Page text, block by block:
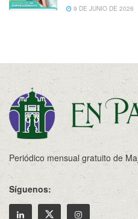
9 DE JUNIO DE 2026
Periódico mensual gratuito de
Síguenos: